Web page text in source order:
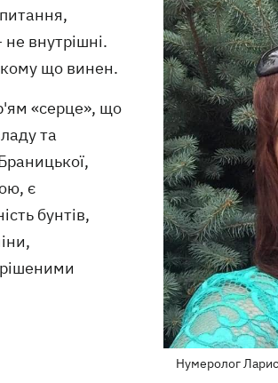
Нумеролог
не внутрішні.
кому що винен.
«серце», що
та
є
бунтів,